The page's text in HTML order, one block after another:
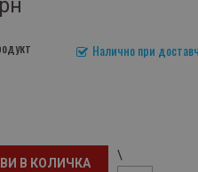
Налично при
В КОЛИЧКА
\